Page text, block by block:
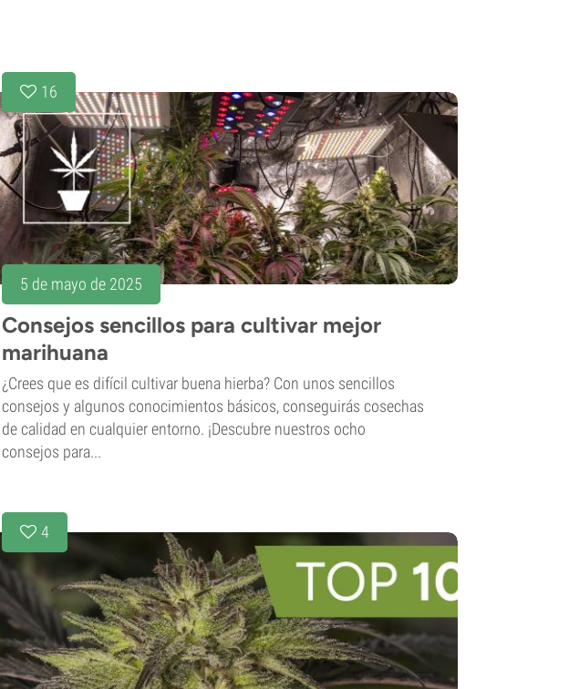
16
5 de mayo de 2025
Consejos sencillos para cultivar mejor
marihuana
¿Crees que es difícil cultivar buena hierba? Con unos sencillos
consejos y algunos conocimientos básicos, conseguirás cosechas
de calidad en cualquier entorno. ¡Descubre nuestros ocho
consejos para...
4